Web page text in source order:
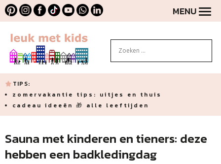
MENU
TIPS:
zomervakantie tips: uitjes en thuis
cadeau ideeën 🎁 alle leeftijden
Sauna met kinderen en tieners: deze
hebben een badkledingdag